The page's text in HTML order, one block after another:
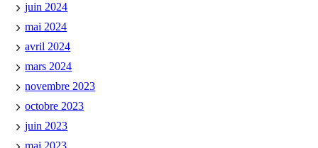
juin 2024
mai 2024
avril 2024
mars 2024
novembre 2023
octobre 2023
juin 2023